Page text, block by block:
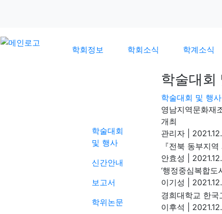
학회정보 학회소식 학계소식
학술대회
및 행사
신간안내
보고서
학위논문
학술대회
학술대회 및 행사
영남지역문화재
개최
관리자
『전북 동부지
안효성
‘행정중심복합
이기성
경희대학교 한
이후석